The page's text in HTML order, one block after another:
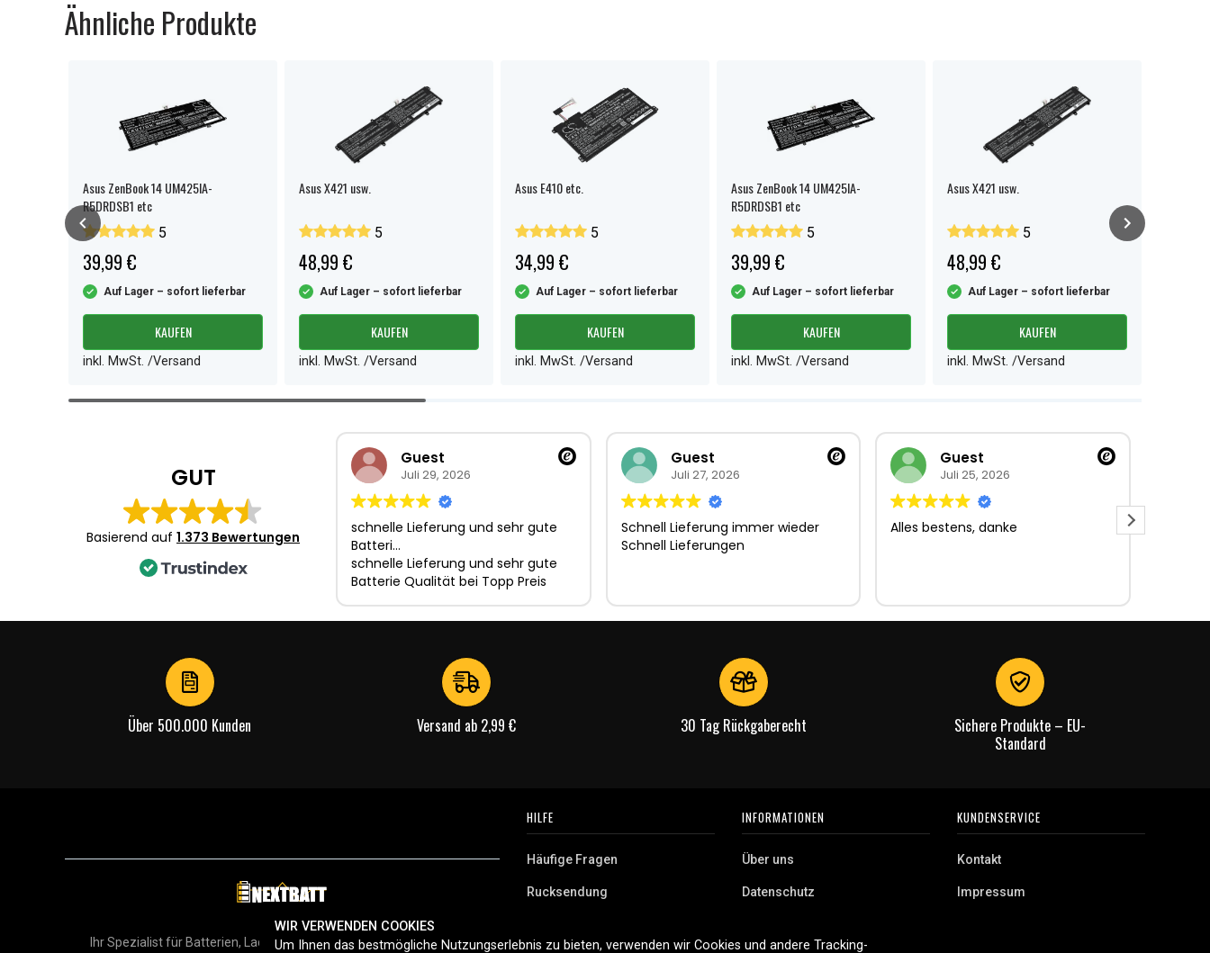
Ähnliche Produkte
Asus ZenBook 14 UM425IA-
R5DRDSB1 etc
5
39,99 €
Auf Lager – sofort lieferbar
KAUFEN
inkl. MwSt. /Versand
Asus X421 usw.
5
48,99 €
Auf Lager – sofort lieferbar
KAUFEN
inkl. MwSt. /Versand
Asus E410 etc.
5
34,99 €
Auf Lager – sofort lieferbar
KAUFEN
inkl. MwSt. /Versand
Asus ZenBook 14 UM425IA-
R5DRDSB1 etc
5
39,99 €
Auf Lager – sofort lieferbar
KAUFEN
inkl. MwSt. /Versand
Asus X421 usw.
5
48,99 €
Auf Lager – sofort lieferbar
KAUFEN
inkl. MwSt. /Versand
Item
GUT
Basierend auf 1.373 Bewertungen
Guest
Juli 29, 2026
schnelle Lieferung und sehr gute
Batteri…
schnelle Lieferung und sehr gute
Batterie Qualität bei Topp Preis
Guest
Juli 27, 2026
Schnell Lieferung immer wieder
Schnell Lieferungen
Guest
Juli 25, 2026
Alles bestens, danke
Über 500.000 Kunden Versand ab 2,99 € 30 Tag Rückgaberecht
Sichere Produkte – EU-
Standard
Ihr Spezialist für Batterien, Ladegeräte und Zubehör in Deutschland.
HILFE
Häufige Fragen
Rucksendung
INFORMATIONEN
Über uns
Datenschutz
KUNDENSERVICE
Kontakt
Impressum
WIR VERWENDEN COOKIES
Um Ihnen das bestmögliche Nutzungserlebnis zu bieten, verwenden wir Cookies und andere Tracking-